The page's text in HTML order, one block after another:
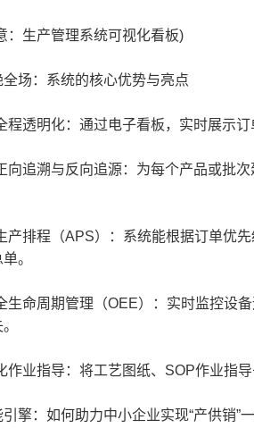
生产管理系统可视化看板)
：系统的核心优势与亮点
明化：通过电子看板，实时展示订
溯与反向追源：为每个产品或批次
程（APS）：系统能根据订单优先
。
周期管理（OEE）：实时监控设备
指导：将工艺图纸、SOP作业指导
：如何助力中小企业实现“产供销”